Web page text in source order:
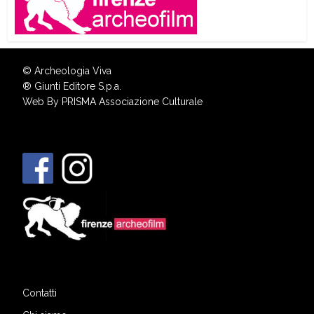
© Archeologia Viva
® Giunti Editore S.p.a.
Web By PRISMA Associazione Culturale
Contatti